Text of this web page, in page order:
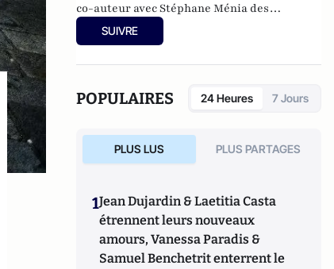
co-auteur avec Stéphane Ménia des
livres Nos phobies économiques
drogue... et économie : pas de sujet tabou
SUIVRE
POPULAIRES 24 Heures 7 Jours
PLUS LUS PLUS PARTAGES
1Jean Dujardin & Laetitia Casta
étrennent leurs nouveaux
amours, Vanessa Paradis &
Samuel Benchetrit enterrent le